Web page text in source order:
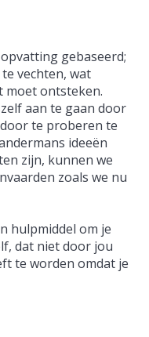
gebaseerd;
vechten, wat
moet ontsteken.
aan te gaan door
te proberen te
ideeën
zijn, kunnen we
zoals we nu
hulpmiddel om je
dat niet door jou
te worden omdat je